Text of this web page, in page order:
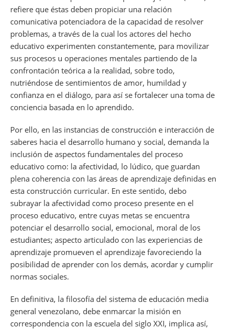
refiere que éstas deben propiciar una relación
comunicativa potenciadora de la capacidad de resolver
problemas, a través de la cual los actores del hecho
educativo experimenten constantemente, para movilizar
sus procesos u operaciones mentales partiendo de la
confrontación teórica a la realidad, sobre todo,
nutriéndose de sentimientos de amor, humildad y
confianza en el diálogo, para así se fortalecer una toma de
conciencia basada en lo aprendido.
Por ello, en las instancias de construcción e interacción de
saberes hacia el desarrollo humano y social, demanda la
inclusión de aspectos fundamentales del proceso
educativo como: la afectividad, lo lúdico, que guardan
plena coherencia con las áreas de aprendizaje definidas en
esta construcción curricular. En este sentido, debo
subrayar la afectividad como proceso presente en el
proceso educativo, entre cuyas metas se encuentra
potenciar el desarrollo social, emocional, moral de los
estudiantes; aspecto articulado con las experiencias de
aprendizaje promueven el aprendizaje favoreciendo la
posibilidad de aprender con los demás, acordar y cumplir
normas sociales.
En definitiva, la filosofía del sistema de educación media
general venezolano, debe enmarcar la misión en
correspondencia con la escuela del siglo XXI, implica así,